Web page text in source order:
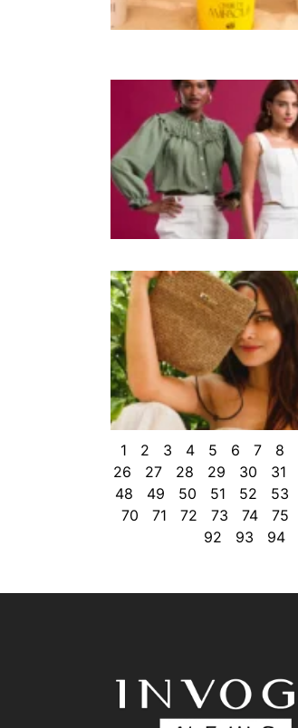
1 2 3 4 5 6 7 8
26
27 28 29 30 31
48
49 50 51 52 53
70
71 72 73 74 75
92
93 94